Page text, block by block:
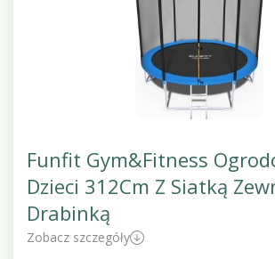
Funfit Gym&Fitness
Dzieci 312Cm Z Siatką
Drabinką
Zobacz szczegóły